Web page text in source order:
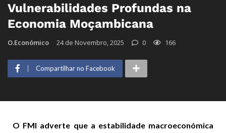
Vulnerabilidades Profundas na
Economia Moçambicana
O.Económico 24 de Novembro, 2025 0 166
Compartilhar no Facebook
O FMI adverte que a estabilidade macroeconómica